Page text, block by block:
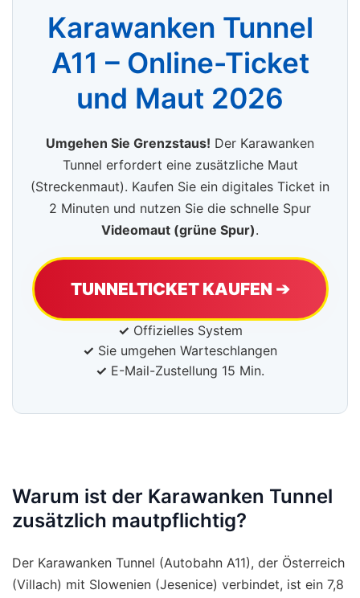
Karawanken Tunnel
A11 – Online-Ticket
und Maut 2026
Umgehen Sie Grenzstaus! Der Karawanken
Tunnel erfordert eine zusätzliche Maut
(Streckenmaut). Kaufen Sie ein digitales Ticket in
2 Minuten und nutzen Sie die schnelle Spur
Videomaut (grüne Spur).
TUNNELTICKET KAUFEN ➔
✓ Offizielles System
✓ Sie umgehen Warteschlangen
✓ E-Mail-Zustellung 15 Min.
Warum ist der Karawanken Tunnel
zusätzlich mautpflichtig?
Der Karawanken Tunnel (Autobahn A11), der Österreich
(Villach) mit Slowenien (Jesenice) verbindet, ist ein 7,8